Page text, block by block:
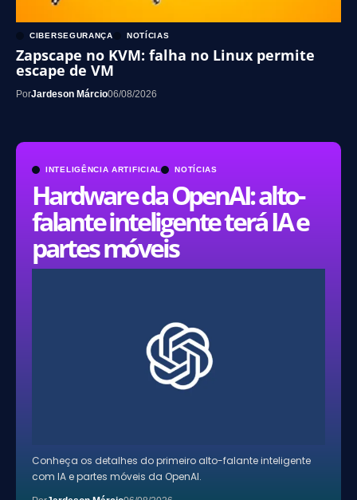
INTELIGÊNCIA ARTIFICIAL NOTÍCIAS
Hardware da OpenAI: alto-
falante inteligente terá IA e
partes móveis
Conheça os detalhes do primeiro alto-falante inteligente
com IA e partes móveis da OpenAI.
CIBERSEGURANÇA NOTÍCIAS
Zapscape no KVM: falha no Linux permite
escape de VM
PorJardeson Márcio06/08/2026